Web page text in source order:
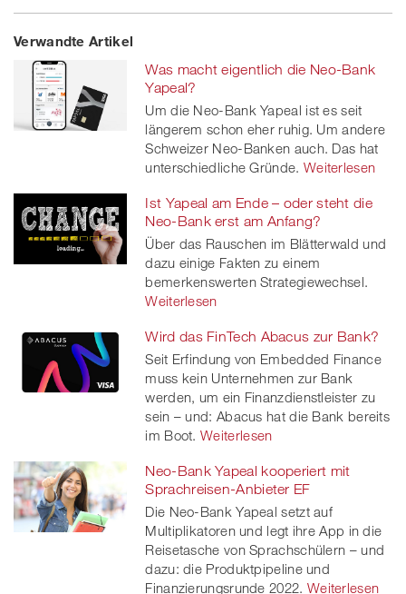
Share
on
Facebook
Twe
on
twitt
er
Share
linkedin
Share
Xing
Verwandte Artikel
Was macht eigentlich die Neo-Bank
Yapeal?
Um die Neo-Bank Yapeal ist es seit
längerem schon eher ruhig. Um andere
Schweizer Neo-Banken auch. Das hat
unterschiedliche Gründe. Weiterlesen
Ist Yapeal am Ende – oder steht die
Neo-Bank erst am Anfang?
Über das Rauschen im Blätterwald und
dazu einige Fakten zu einem
bemerkenswerten Strategiewechsel.
Weiterlesen
Wird das FinTech Abacus zur Bank?
Seit Erfindung von Embedded Finance
muss kein Unternehmen zur Bank
werden, um ein Finanzdienstleister zu
sein – und: Abacus hat die Bank bereits
im Boot. Weiterlesen
Neo-Bank Yapeal kooperiert mit
Sprachreisen-Anbieter EF
Die Neo-Bank Yapeal setzt auf
Multiplikatoren und legt ihre App in die
Reisetasche von Sprachschülern – und
dazu: die Produktpipeline und
Finanzierungsrunde 2022. Weiterlesen